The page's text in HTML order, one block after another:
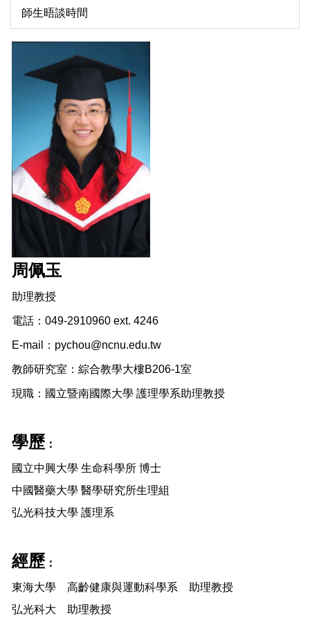
師生晤談時間
周佩玉
助理教授
電話：049-2910960 ext. 4246
E-mail： pychou@ncnu.edu.tw
教師研究室：綜合教學大樓B206-1室
現職：國立暨南國際大學 護理學系助理教授
學歷：
國立中興大學 生命科學所 博士
中國醫藥大學 醫學研究所生理組
弘光科技大學 護理系
經歷：
東海大學 高齡健康與運動科學系 助理教授
弘光科大 助理教授